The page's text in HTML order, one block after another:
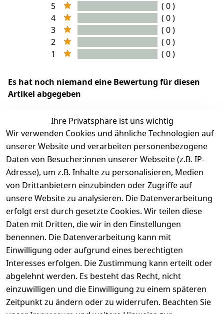
5
( 0 )
4
( 0 )
3
( 0 )
2
( 0 )
1
( 0 )
Es hat noch niemand eine Bewertung für diesen
Artikel abgegeben
EU-Verantwortliche Person - klicken Sie für Details
Ihre Privatsphäre ist uns wichtig
Wir verwenden Cookies und ähnliche Technologien auf
unserer Website und verarbeiten personenbezogene
Daten von Besucher:innen unserer Webseite (z.B. IP-
Adresse), um z.B. Inhalte zu personalisieren, Medien
von Drittanbietern einzubinden oder Zugriffe auf
unsere Website zu analysieren. Die Datenverarbeitung
erfolgt erst durch gesetzte Cookies. Wir teilen diese
Daten mit Dritten, die wir in den Einstellungen
benennen. Die Datenverarbeitung kann mit
Einwilligung oder aufgrund eines berechtigten
Interesses erfolgen. Die Zustimmung kann erteilt oder
abgelehnt werden. Es besteht das Recht, nicht
einzuwilligen und die Einwilligung zu einem späteren
Zeitpunkt zu ändern oder zu widerrufen. Beachten Sie
Rechtliches
AGB
Impressum
Services
Kontakt
Registrieren
Zahlungsm
öglichkeite
n
Vorkasse
Versanddie
nstleister
Post